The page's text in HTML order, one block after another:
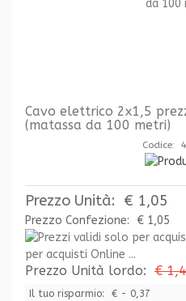
Cavo elettrico 2x1,5
(matassa da 100 metri)
Codice:
Prezzo Unità: € 1,05
Prezzo Confezione:
€ 1,05
per acquisti Online ...
Prezzo Unità lordo: €
Il tuo risparmio: € - 0,37